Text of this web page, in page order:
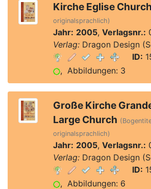
Kirche Eglise Church
originalsprachlich)
Jahr: 2005, Verlagsnr.:
Verlag:Dragon Design
ID:
, Abbildungen: 3
Große Kirche
Large Church
originalsprachlich)
Jahr: 2005, Verlagsnr.:
Verlag:Dragon Design
ID:
, Abbildungen: 6